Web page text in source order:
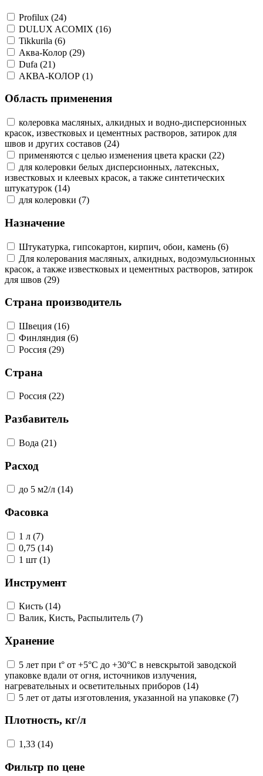
Profilux (24)
DULUX ACOMIX (16)
Tikkurila (6)
Аква-Колор (29)
Dufa (21)
АКВА-КОЛОР (1)
Область применения
колеровка масляных, алкидных и водно-дисперсионных
красок, известковых и цементных растворов, затирок для
швов и других составов (24)
применяются с целью изменения цвета краски (22)
для колеровки белых дисперсионных, латексных,
известковых и клеевых красок, а также синтетических
штукатурок (14)
для колеровки (7)
Назначение
Штукатурка, гипсокартон, кирпич, обои, камень (6)
Для колерования масляных, алкидных, водоэмульсионных
красок, а также известковых и цементных растворов, затирок
для швов (29)
Страна производитель
Швеция (16)
Финляндия (6)
Россия (29)
Страна
Россия (22)
Разбавитель
Вода (21)
Расход
до 5 м2/л (14)
Фасовка
1 л (7)
0,75 (14)
1 шт (1)
Инструмент
Кисть (14)
Валик, Кисть, Распылитель (7)
Хранение
5 лет при t° от +5°С до +30°С в невскрытой заводской
упаковке вдали от огня, источников излучения,
нагревательных и осветительных приборов (14)
5 лет от даты изготовления, указанной на упаковке (7)
Плотность, кг/л
1,33 (14)
Фильтр по цене